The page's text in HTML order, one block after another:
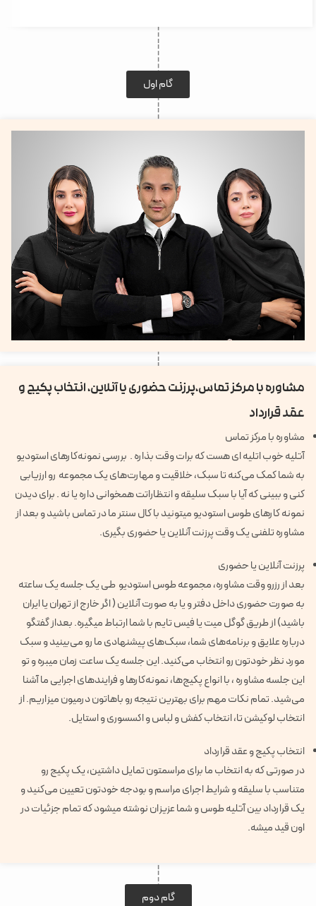
گام اول
مشاوره با مرکز تماس،پرزنت حضوری یا آنلاین، انتخاب پکیج و
عقد قرارداد
مشاوره با مرکز تماس
آتلیه خوب اتلیه ای هست که برات وقت بذاره . بررسی نمونه‌کارهای استودیو
به شما کمک می‌کنه تا سبک، خلاقیت و مهارت‌های یک مجموعه رو ارزیابی
کنی و ببینی که آیا با سبک سلیقه و انتظاراتت همخوانی داره یا نه . برای دیدن
نمونه کارهای طوس استودیو میتونید با کال سنتر ما در تماس باشید و بعد از
مشاوره تلفنی یک وقت پرزنت آنلاین یا حضوری بگیری.
پرزنت آنلاین یا حضوری
بعد از رزرو وقت مشاوره، مجموعه طوس استودیو طی یک جلسه یک ساعته
به صورت حضوری داخل دفتر و یا به صورت آنلاین ( اگر خارج از تهران یا ایران
باشید) از طریق گوگل میت یا فیس تایم با شما ارتباط میگیره. بعداز گفتگو
درباره علایق و برنامه‌های شما، سبک‌های پیشنهادی ما رو می‌بینید و سبک
مورد نظر خودتون رو انتخاب می‌کنید. این جلسه یک ساعت زمان میبره و تو
این جلسه مشاوره ، با انواع پکیج‌ها، نمونه‌کارها و فرایندهای اجرایی ما آشنا
می‌شید. تمام نکات مهم برای بهترین نتیجه رو باهاتون درمیون میزاریم. از
انتخاب لوکیشن تا، انتخاب کفش و لباس و اکسسوری و استایل.
انتخاب پکیج و عقد قرارداد
در صورتی که به انتخاب ما برای مراسمتون تمایل داشتین، یک پکیج رو
متناسب با سلیقه و شرایط اجرای مراسم و بودجه خودتون تعیین می‌کنید و
یک قرارداد بین آتلیه طوس و شما عزیزان نوشته میشود که تمام جزئیات در
اون قید میشه.
گام دوم